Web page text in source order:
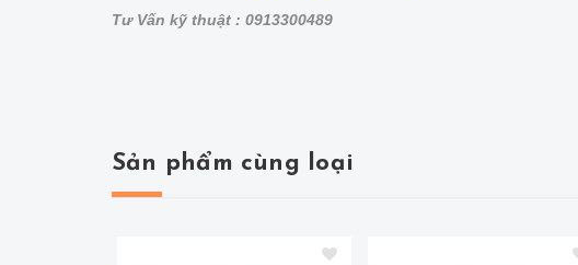
Tư Vấn kỹ thuật : 0913300489
Sản phẩm cùng loại